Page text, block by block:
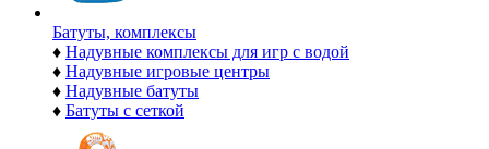
Батуты, комплексы
♦ Надувные комплексы для игр с водой
♦ Надувные игровые центры
♦ Надувные батуты
♦ Батуты с сеткой